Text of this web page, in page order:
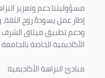
مسؤوليتنا دعم وتعزيز
إطار عمل يسودهُ روح الثقة،
ودعم تطبيق ميثاق الشرف
الأكاديمية الخاصة بالجامعة
مبادئ النزاهة الأكاديمية